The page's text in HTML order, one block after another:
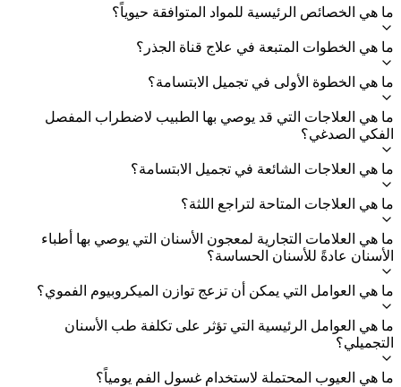
ما هي الخصائص الرئيسية للمواد المتوافقة حيوياً؟
ما هي الخطوات المتبعة في علاج قناة الجذر؟
ما هي الخطوة الأولى في تجميل الابتسامة؟
ما هي العلاجات التي قد يوصي بها الطبيب لاضطراب المفصل
الفكي الصدغي؟
ما هي العلاجات الشائعة في تجميل الابتسامة؟
ما هي العلاجات المتاحة لتراجع اللثة؟
ما هي العلامات التجارية لمعجون الأسنان التي يوصي بها أطباء
الأسنان عادةً للأسنان الحساسة؟
ما هي العوامل التي يمكن أن تزعج توازن الميكروبيوم الفموي؟
ما هي العوامل الرئيسية التي تؤثر على تكلفة طب الأسنان
التجميلي؟
ما هي العيوب المحتملة لاستخدام غسول الفم يومياً؟